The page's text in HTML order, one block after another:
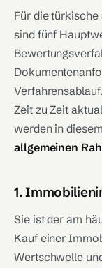
Für die
sind fünf
Zeit zu Zeit
werden in
allgemeinen
1.
Sie ist der am
Kauf einer
Wertschwelle